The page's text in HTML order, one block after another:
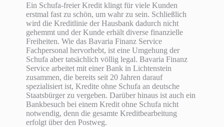
Ein Schufa-freier Kredit klingt für viele Kunden
erstmal fast zu schön, um wahr zu sein. Schließlich
wird die Kreditlinie der Hausbank dadurch nicht
gehemmt und der Kunde erhält diverse finanzielle
Freiheiten. Wie das Bavaria Finanz Service
Fachpersonal hervorhebt, ist eine Umgehung der
Schufa aber tatsächlich völlig legal. Bavaria Finanz
Service arbeitet mit einer Bank in Lichtenstein
zusammen, die bereits seit 20 Jahren darauf
spezialisiert ist, Kredite ohne Schufa an deutsche
Staatsbürger zu vergeben. Darüber hinaus ist auch ein
Bankbesuch bei einem Kredit ohne Schufa nicht
notwendig, denn die gesamte Kreditbearbeitung
erfolgt über den Postweg.